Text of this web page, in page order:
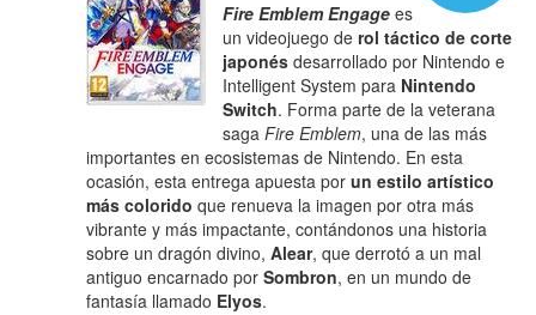
Fire Emblem Engage es
un videojuego derol táctico de corte
japonés desarrollado por Nintendo e
Intelligent System para Nintendo
Switch. Forma parte de la veterana
sagaFire Emblem, una de las más
importantes en ecosistemas de Nintendo. En esta
ocasión, esta entrega apuesta porun estilo artístico
más colorido que renueva la imagen por otra más
vibrante y más impactante, contándonos una historia
sobre un dragón divino,Alear, que derrotó a un mal
antiguo encarnado porSombron, en un mundo de
fantasía llamado Elyos.